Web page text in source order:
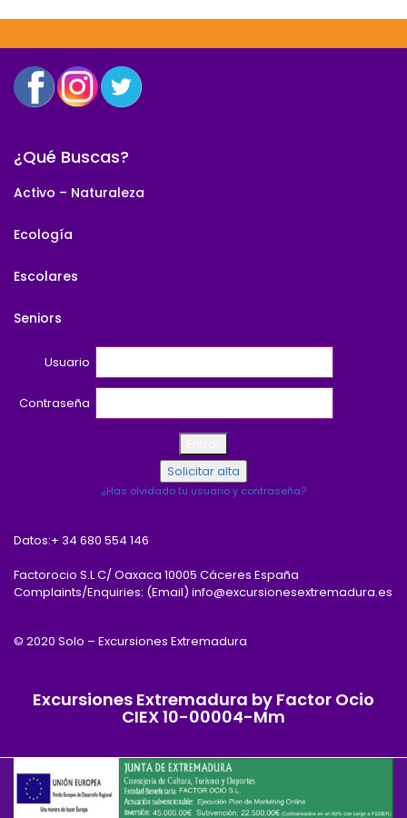
¿Qué Buscas?
Activo – Naturaleza
Ecología
Escolares
Seniors
Usuario
Contraseña
¿Has olvidado tu usuario y contraseña?
Datos:+ 34 680 554 146
Factorocio S.L C/ Oaxaca 10005 Cáceres España
Complaints/Enquiries: (Email) info@excursionesextremadura.es
© 2020 Solo – Excursiones Extremadura
Excursiones Extremadura by Factor Ocio
CIEX 10-00004-Mm